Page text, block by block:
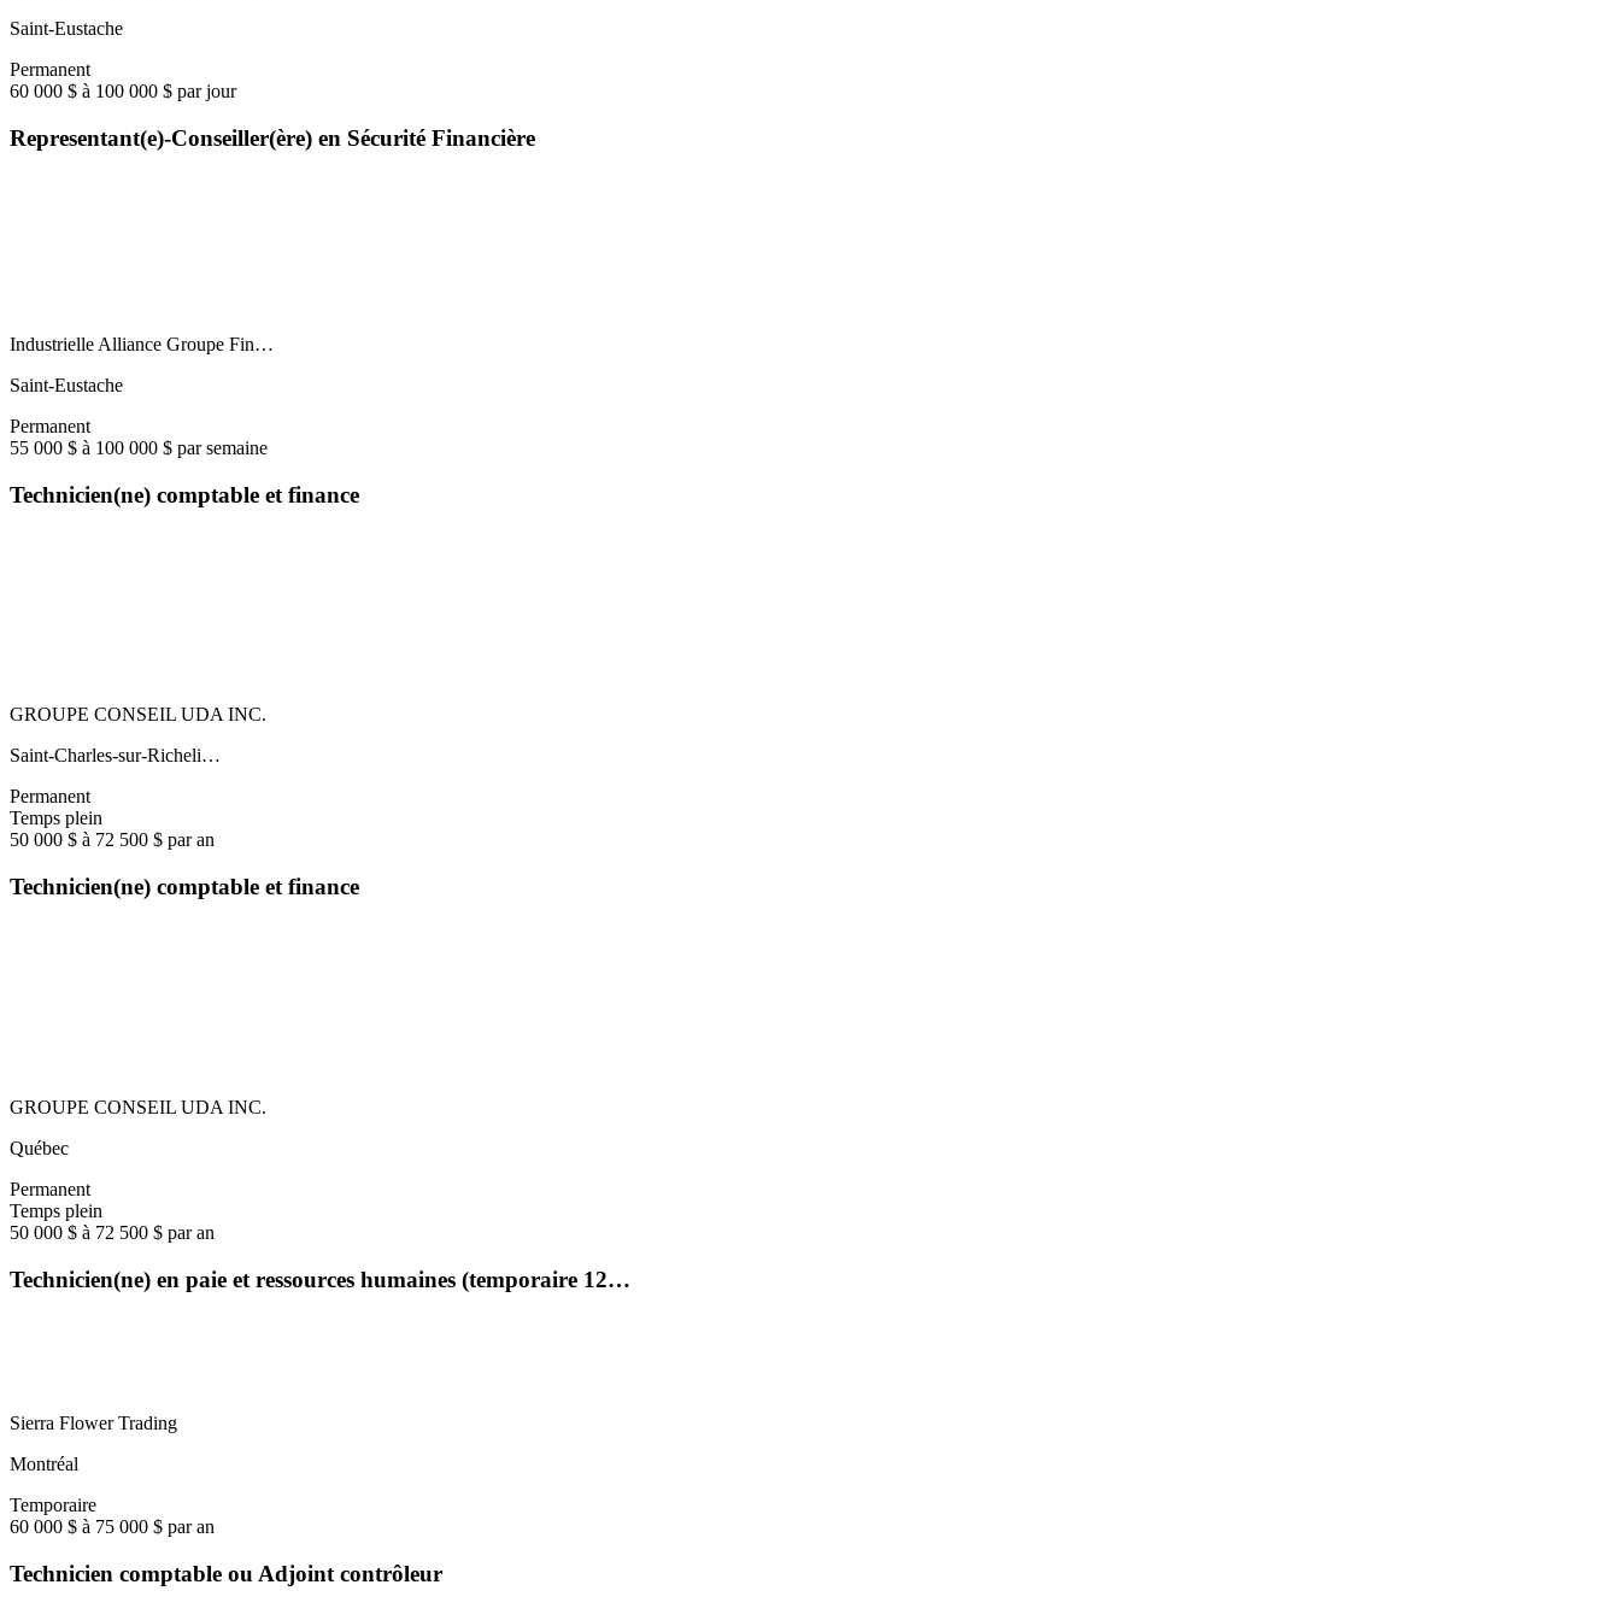
Saint-Eustache
Permanent
60 000 $ à 100 000 $ par jour
Representant(e)-Conseiller(ère) en Sécurité Financière
Industrielle Alliance Groupe Fin…
Saint-Eustache
Permanent
55 000 $ à 100 000 $ par semaine
Technicien(ne) comptable et finance
GROUPE CONSEIL UDA INC.
Saint-Charles-sur-Richeli…
Permanent
Temps plein
50 000 $ à 72 500 $ par an
Technicien(ne) comptable et finance
GROUPE CONSEIL UDA INC.
Québec
Permanent
Temps plein
50 000 $ à 72 500 $ par an
Technicien(ne) en paie et ressources humaines (temporaire 12…
Sierra Flower Trading
Montréal
Temporaire
60 000 $ à 75 000 $ par an
Technicien comptable ou Adjoint contrôleur